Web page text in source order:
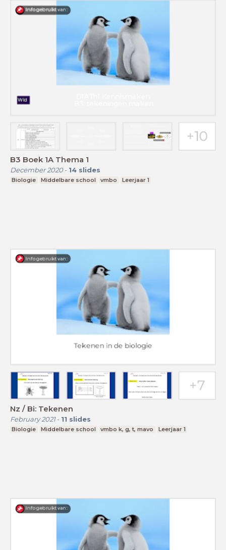
B3 Boek 1A Thema 1
December 2020- 14 slides
Biologie Middelbare school vmbo Leerjaar 1
Nz / Bi: Tekenen
February 2021- 11 slides
Biologie Middelbare school vmbo k, g, t, mavo Leerjaar 1